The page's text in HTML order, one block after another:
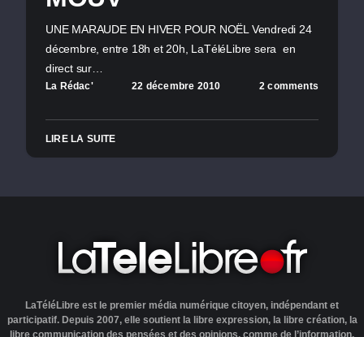
UNE MARAUDE EN HIVER POUR NOËL Vendredi 24
décembre, entre 18h et 20h, LaTéléLibre sera en
direct sur…
La Rédac' 22 décembre 2010 2 comments
LIRE LA SUITE
LaTéléLibre est le premier média numérique citoyen, indépendant et
participatif. Depuis 2007, elle soutient la libre expression, la libre création, la